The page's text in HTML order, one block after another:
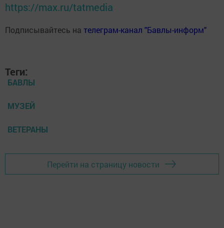
https://max.ru/tatmedia
Подписывайтесь на телеграм-канал "Бавлы-информ"
Теги:
БАВЛЫ
МУЗЕЙ
ВЕТЕРАНЫ
Перейти на страницу новости